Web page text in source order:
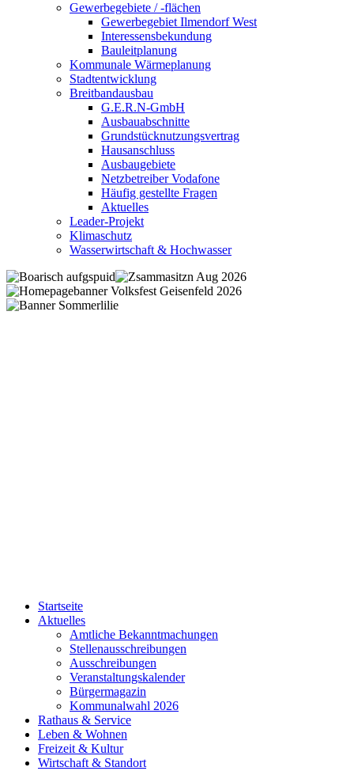
Gewerbegebiete / -flächen
Gewerbegebiet Ilmendorf West
Interessensbekundung
Bauleitplanung
Kommunale Wärmeplanung
Stadtentwicklung
Breitbandausbau
G.E.R.N-GmbH
Ausbauabschnitte
Grundstücknutzungsvertrag
Hausanschluss
Ausbaugebiete
Netzbetreiber Vodafone
Häufig gestellte Fragen
Aktuelles
Leader-Projekt
Klimaschutz
Wasserwirtschaft & Hochwasser
Startseite
Aktuelles
Amtliche Bekanntmachungen
Stellenausschreibungen
Ausschreibungen
Veranstaltungskalender
Bürgermagazin
Kommunalwahl 2026
Rathaus & Service
Leben & Wohnen
Freizeit & Kultur
Wirtschaft & Standort